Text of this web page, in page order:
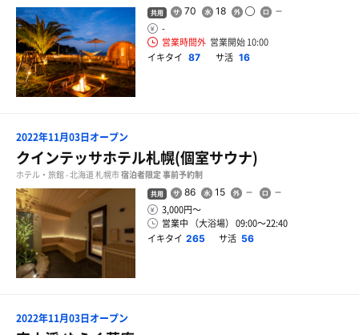
共用 70 18
-
営業時間外 営業開始 10:00
イキタイ 87 サ活 16
2022年11月03日オープン
クインテッサホテル札幌(個室サウナ)
ホテル・旅館 - 北海道 札幌市宿泊者限定事前予約制
共用 86 15
3,000円〜
営業中 （大浴場） 09:00〜22:40
イキタイ 265 サ活 56
2022年11月03日オープン